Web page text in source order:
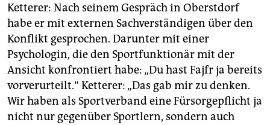
Ketterer: Nach seinem Gespräch in Oberstdorf
habe er mit externen Sachverständigen über den
Konflikt gesprochen. Darunter mit einer
Psychologin, die den Sportfunktionär mit der
Ansicht konfrontiert habe: „Du hast Fajfr ja bereits
vorverurteilt.“ Ketterer: „Das gab mir zu denken.
Wir haben als Sportverband eine Fürsorgepflicht ja
nicht nur gegenüber Sportlern, sondern auch